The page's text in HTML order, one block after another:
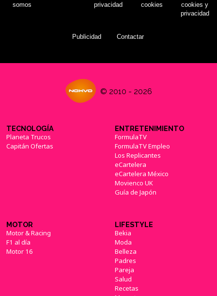
somos
privacidad
cookies
cookies y
privacidad
Publicidad Contactar
© 2010 - 2026
TECNOLOGÍA
Planeta Trucos
Capitán Ofertas
ENTRETENIMIENTO
FormulaTV
FormulaTV Empleo
Los Replicantes
eCartelera
eCartelera México
Movienco UK
Guía de Japón
MOTOR
Motor & Racing
F1 al día
Motor 16
LIFESTYLE
Bekia
Moda
Belleza
Padres
Pareja
Salud
Recetas